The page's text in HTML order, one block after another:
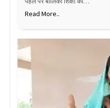
Read More..